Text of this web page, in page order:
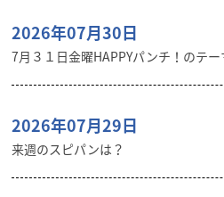
2026年07月30日
7月３１日金曜HAPPYパンチ！のテー
2026年07月29日
来週のスピパンは？